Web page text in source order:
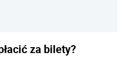
za bilety?